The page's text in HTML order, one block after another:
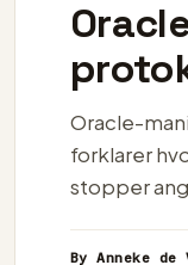
Oracle-
forklarer
stopper
By Anneke de